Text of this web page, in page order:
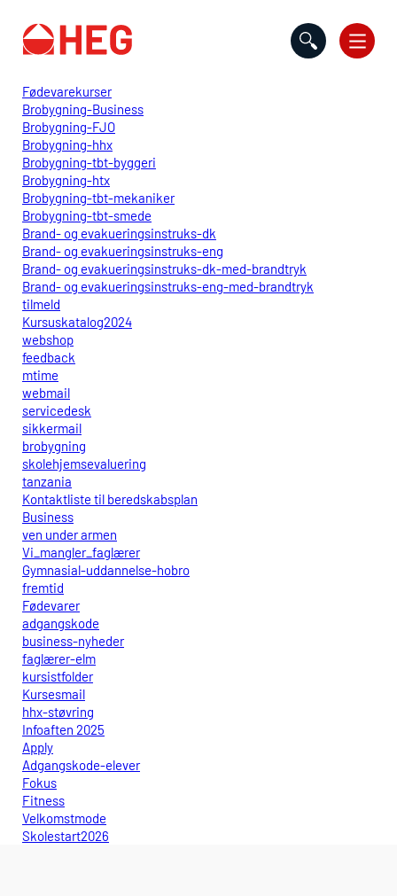
Fødevarekurser
Brobygning-Business
Brobygning-FJO
Brobygning-hhx
Brobygning-tbt-byggeri
Brobygning-htx
Brobygning-tbt-mekaniker
Brobygning-tbt-smede
Brand- og evakueringsinstruks-dk
Brand- og evakueringsinstruks-eng
Brand- og evakueringsinstruks-dk-med-brandtryk
Brand- og evakueringsinstruks-eng-med-brandtryk
tilmeld
Kursuskatalog2024
webshop
feedback
mtime
webmail
servicedesk
sikkermail
brobygning
skolehjemsevaluering
tanzania
Kontaktliste til beredskabsplan
Business
ven under armen
Vi_mangler_faglærer
Gymnasial-uddannelse-hobro
fremtid
Fødevarer
adgangskode
business-nyheder
faglærer-elm
kursistfolder
Kursesmail
hhx-støvring
Infoaften 2025
Apply
Adgangskode-elever
Fokus
Fitness
Velkomstmode
Skolestart2026